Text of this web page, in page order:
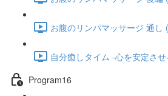
お腹のリンパマッサージ 通し
自分癒しタイム -心を安定さ
Program16